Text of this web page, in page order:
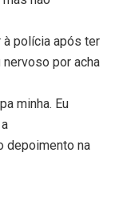
à polícia após ter
por acha
minha. Eu
depoimento na